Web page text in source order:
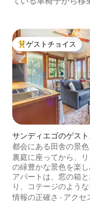
大好評のゲストチョ
ゲストチョイス
サンディエゴのゲスト
ート
都会にある田舎の景色
田舎の雰囲気を味わ
裏庭に座ってから、
の緑豊かな景色を楽
アパートは、窓の箱
り、コテージのよう
す。 吊り下げられた
情報の正確さ · アクセ